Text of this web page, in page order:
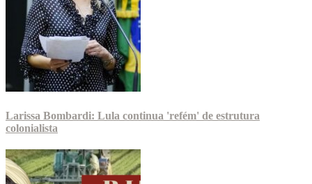
Larissa Bombardi: Lula continua 'refém' de estrutura
colonialista